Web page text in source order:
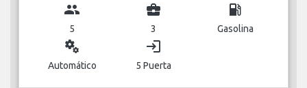
group
5
business_center
3
local_gas_station
Gasolina
miscellaneous_services
Automático
login
5 Puerta